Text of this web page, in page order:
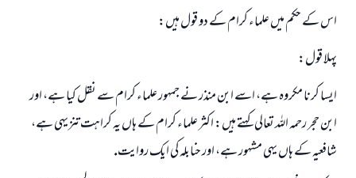
اس كے حكم ميں علماء كرام كے دو قول ہيں:
پہلا قول:
ايسا كرنا مكروہ ہے، اسے ابن منذر نے جمہور علماء كرام سے نقل كيا ہے، اور
ابن حجر رحمہ اللہ تعالى كہتے ہيں: اكثر علماء كرام كے ہاں يہ كراہت تنزيہى ہے،
شافعيہ كے ہاں يہى مشہور ہے، اور حنابلہ كى ايك روايت.